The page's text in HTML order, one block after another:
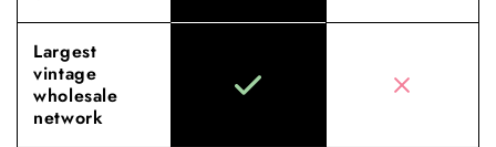
Largest
vintage
wholesale
network